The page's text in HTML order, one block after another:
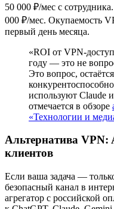
50 000 ₽/мес с
000 ₽/мес. Окупаемость
первый день месяца.
«ROI от VPN-
году — это не
Это вопрос,
используют Claude
отмечается в обзоре
«Технологии и
Альтернатива VPN:
клиентов
Если ваша задача —
безопасный канал в
агрегатор с российской